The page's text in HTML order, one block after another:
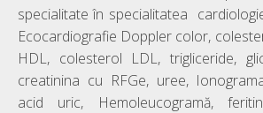
specialitate în specialitatea
Ecocardiografie Doppler color,
HDL, colesterol LDL, trigliceride,
creatinina cu RFGe, uree,
acid uric, Hemoleucogramă,